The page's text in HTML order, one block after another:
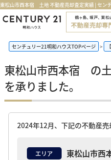
東松山市西本宿 土地 不動産売却査定実績 | セン
センチュリー21明和ハウスTOPページ
東松山市西本宿 の
を承りました。
2024年12月、下記の不動産売
エリア 東松山市西